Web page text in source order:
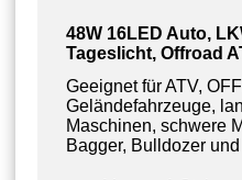
48W 16LED Auto,
Tageslicht, Offroad
Geeignet für ATV,
Geländefahrzeuge,
Maschinen, schwere
Bagger, Bulldozer